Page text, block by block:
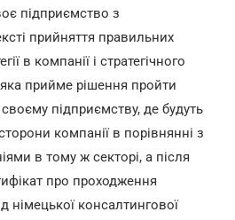
підприємство з
прийняття правильних
в компанії і стратегічного
прийме рішення пройти
підприємству, де будуть
компанії в порівнянні з
в тому ж секторі, а після
про проходження
німецької консалтингової